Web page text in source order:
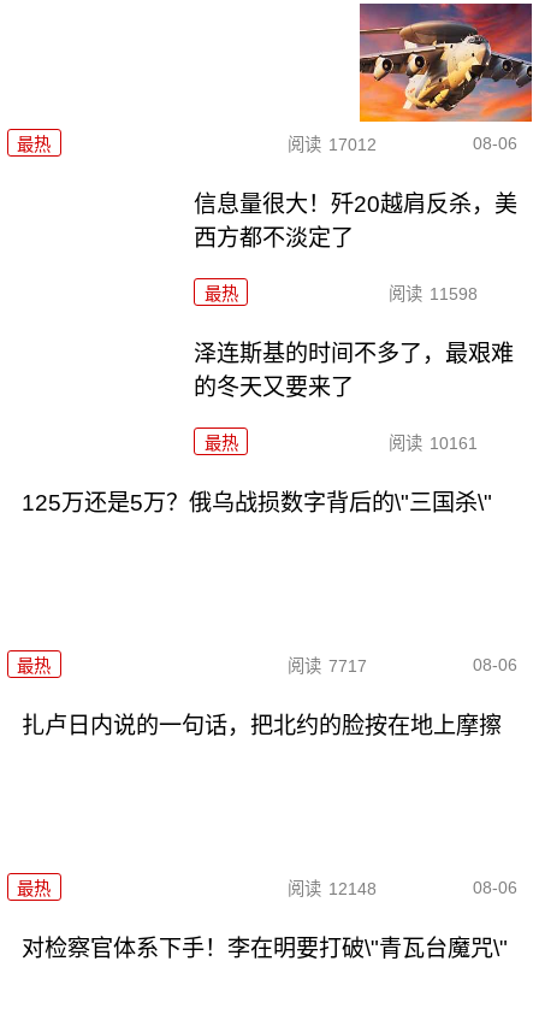
最热 阅读 17012 08-06
信息量很大！歼20越肩反杀，美
西方都不淡定了
最热 阅读 11598
泽连斯基的时间不多了，最艰难
的冬天又要来了
最热 阅读 10161
125万还是5万？俄乌战损数字背后的\"三国杀\"
最热 阅读 7717 08-06
扎卢日内说的一句话，把北约的脸按在地上摩擦
最热 阅读 12148 08-06
对检察官体系下手！李在明要打破\"青瓦台魔咒\"